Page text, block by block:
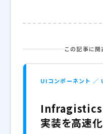
この記事に関
UIコンポーネント ／
実装を高速